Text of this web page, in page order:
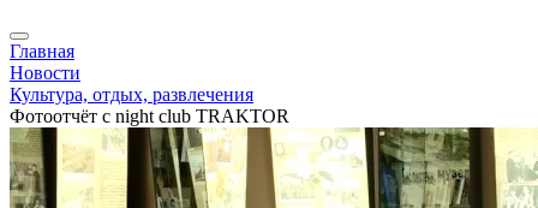
Главная
Новости
Культура, отдых, развлечения
Фотоотчёт с night club TRAKTOR